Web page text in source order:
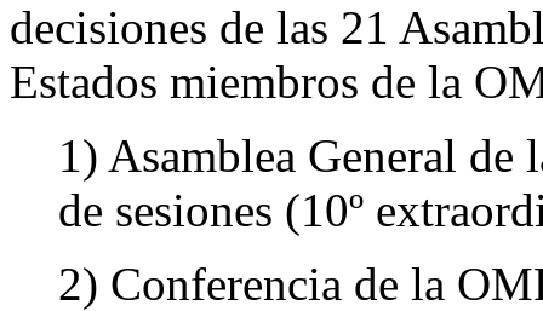
decisiones de las 21
Estados miembros de la
1) Asamblea General
de sesiones (10º
2) Conferencia de la